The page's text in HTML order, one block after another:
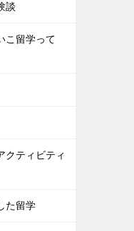
談
こ留学って
クティビティ
た留学